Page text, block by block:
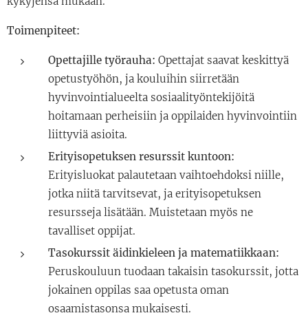
Toimenpiteet:
Opettajille työrauha: Opettajat saavat keskittyä
opetustyöhön, ja kouluihin siirretään
hyvinvointialueelta sosiaalityöntekijöitä
hoitamaan perheisiin ja oppilaiden hyvinvointiin
liittyviä asioita.
Erityisopetuksen resurssit kuntoon:
Erityisluokat palautetaan vaihtoehdoksi niille,
jotka niitä tarvitsevat, ja erityisopetuksen
resursseja lisätään. Muistetaan myös ne
tavalliset oppijat.
Tasokurssit äidinkieleen ja matematiikkaan:
Peruskouluun tuodaan takaisin tasokurssit, jotta
jokainen oppilas saa opetusta oman
osaamistasonsa mukaisesti.